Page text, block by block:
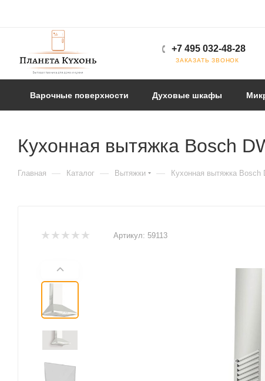
+7 495 032-48-28
ЗАКАЗАТЬ ЗВОНОК
Варочные поверхности Духовые шкафы
Кухонная вытяжка Bosch
Главная — Каталог — Вытяжки — Кухонная вытяжка Bosch
Артикул: 59113